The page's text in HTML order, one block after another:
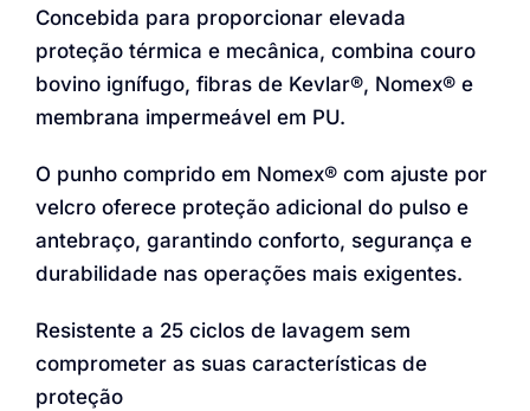
Concebida para proporcionar elevada
proteção térmica e mecânica, combina couro
bovino ignífugo, fibras de Kevlar®, Nomex® e
membrana impermeável em PU.
O punho comprido em Nomex® com ajuste por
velcro oferece proteção adicional do pulso e
antebraço, garantindo conforto, segurança e
durabilidade nas operações mais exigentes.
Resistente a 25 ciclos de lavagem sem
comprometer as suas características de
proteção